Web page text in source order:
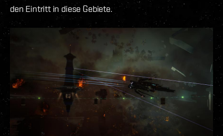
den Eintritt in diese Gebiete.